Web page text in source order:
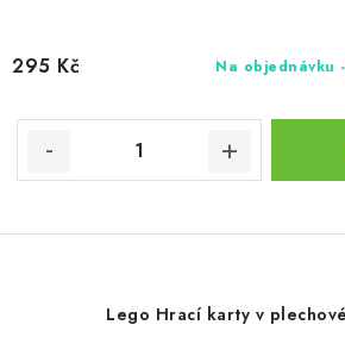
Na objednávku
295 Kč
Lego Hrací karty v